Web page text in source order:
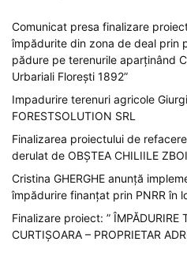
Comunicat presa finalizare
împădurite din zona de deal prin
pădure pe terenurile aparținând
Urbariali Florești 1892”
Impadurire terenuri agricole
FORESTSOLUTION SRL
Finalizarea proiectului de
derulat de OBȘTEA CHILIILE
Cristina GHERGHE anunță
împădurire finanțat prin PNRR în
Finalizare proiect: ” ÎMPĂDURIRE
CURTIȘOARA – PROPRIETAR